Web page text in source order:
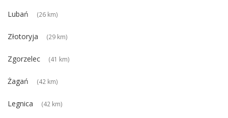
Lubań (26 km)
Złotoryja (29 km)
Zgorzelec (41 km)
Żagań (42 km)
Legnica (42 km)